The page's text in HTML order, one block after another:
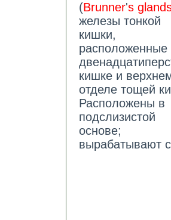
(Brunner's
железы тонкой
кишки,
расположенные
кишке и
отделе тощей
Расположены в
подслизистой
основе;
вырабатывают